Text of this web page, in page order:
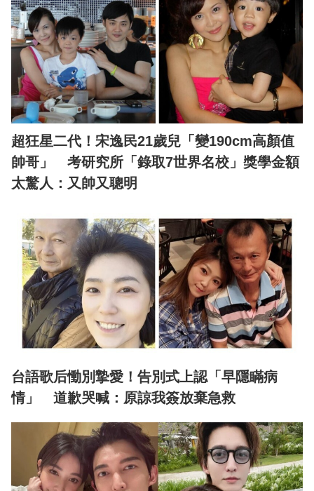
超狂星二代！宋逸民21歲兒「變190cm高顏值
帥哥」 考研究所「錄取7世界名校」獎學金額
太驚人：又帥又聰明
台語歌后慟別摯愛！告別式上認「早隱瞞病
情」 道歉哭喊：原諒我簽放棄急救